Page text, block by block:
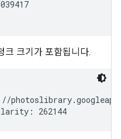
크 크기가 포함됩니다.